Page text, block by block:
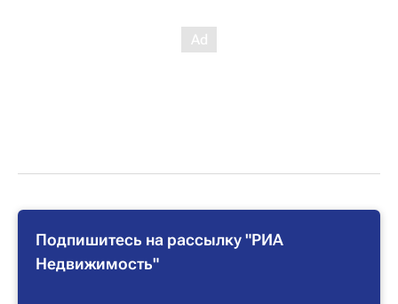
Подпишитесь на рассылку "РИА
Недвижимость"